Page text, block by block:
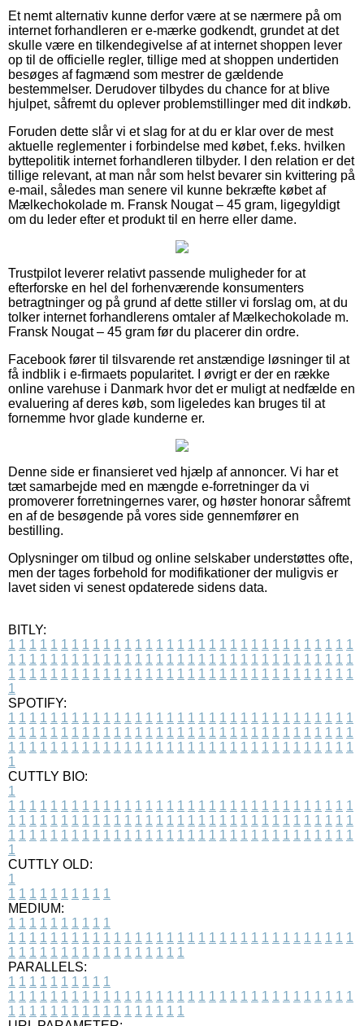
Et nemt alternativ kunne derfor være at se nærmere på om
internet forhandleren er e-mærke godkendt, grundet at det
skulle være en tilkendegivelse af at internet shoppen lever
op til de officielle regler, tillige med at shoppen undertiden
besøges af fagmænd som mestrer de gældende
bestemmelser. Derudover tilbydes du chance for at blive
hjulpet, såfremt du oplever problemstillinger med dit indkøb.
Foruden dette slår vi et slag for at du er klar over de mest
aktuelle reglementer i forbindelse med købet, f.eks. hvilken
byttepolitik internet forhandleren tilbyder. I den relation er det
tillige relevant, at man når som helst bevarer sin kvittering på
e-mail, således man senere vil kunne bekræfte købet af
Mælkechokolade m. Fransk Nougat – 45 gram, ligegyldigt
om du leder efter et produkt til en herre eller dame.
Trustpilot leverer relativt passende muligheder for at
efterforske en hel del forhenværende konsumenters
betragtninger og på grund af dette stiller vi forslag om, at du
tolker internet forhandlerens omtaler af Mælkechokolade m.
Fransk Nougat – 45 gram før du placerer din ordre.
Facebook fører til tilsvarende ret anstændige løsninger til at
få indblik i e-firmaets popularitet. I øvrigt er der en række
online varehuse i Danmark hvor det er muligt at nedfælde en
evaluering af deres køb, som ligeledes kan bruges til at
fornemme hvor glade kunderne er.
Denne side er finansieret ved hjælp af annoncer. Vi har et
tæt samarbejde med en mængde e-forretninger da vi
promoverer forretningernes varer, og høster honorar såfremt
en af de besøgende på vores side gennemfører en
bestilling.
Oplysninger om tilbud og online selskaber understøttes ofte,
men der tages forbehold for modifikationer der muligvis er
lavet siden vi senest opdaterede sidens data.
BITLY:
1 1 1 1 1 1 1 1 1 1 1 1 1 1 1 1 1 1 1 1 1 1 1 1 1 1 1 1 1 1 1 1 1
1 1 1 1 1 1 1 1 1 1 1 1 1 1 1 1 1 1 1 1 1 1 1 1 1 1 1 1 1 1 1 1 1
1 1 1 1 1 1 1 1 1 1 1 1 1 1 1 1 1 1 1 1 1 1 1 1 1 1 1 1 1 1 1 1 1
1
SPOTIFY:
1 1 1 1 1 1 1 1 1 1 1 1 1 1 1 1 1 1 1 1 1 1 1 1 1 1 1 1 1 1 1 1 1
1 1 1 1 1 1 1 1 1 1 1 1 1 1 1 1 1 1 1 1 1 1 1 1 1 1 1 1 1 1 1 1 1
1 1 1 1 1 1 1 1 1 1 1 1 1 1 1 1 1 1 1 1 1 1 1 1 1 1 1 1 1 1 1 1 1
1
CUTTLY BIO:
1
1 1 1 1 1 1 1 1 1 1 1 1 1 1 1 1 1 1 1 1 1 1 1 1 1 1 1 1 1 1 1 1 1
1 1 1 1 1 1 1 1 1 1 1 1 1 1 1 1 1 1 1 1 1 1 1 1 1 1 1 1 1 1 1 1 1
1 1 1 1 1 1 1 1 1 1 1 1 1 1 1 1 1 1 1 1 1 1 1 1 1 1 1 1 1 1 1 1 1
1
CUTTLY OLD:
1
1 1 1 1 1 1 1 1 1 1
MEDIUM:
1 1 1 1 1 1 1 1 1 1
1 1 1 1 1 1 1 1 1 1 1 1 1 1 1 1 1 1 1 1 1 1 1 1 1 1 1 1 1 1 1 1 1
1 1 1 1 1 1 1 1 1 1 1 1 1 1 1 1 1
PARALLELS:
1 1 1 1 1 1 1 1 1 1
1 1 1 1 1 1 1 1 1 1 1 1 1 1 1 1 1 1 1 1 1 1 1 1 1 1 1 1 1 1 1 1 1
1 1 1 1 1 1 1 1 1 1 1 1 1 1 1 1 1